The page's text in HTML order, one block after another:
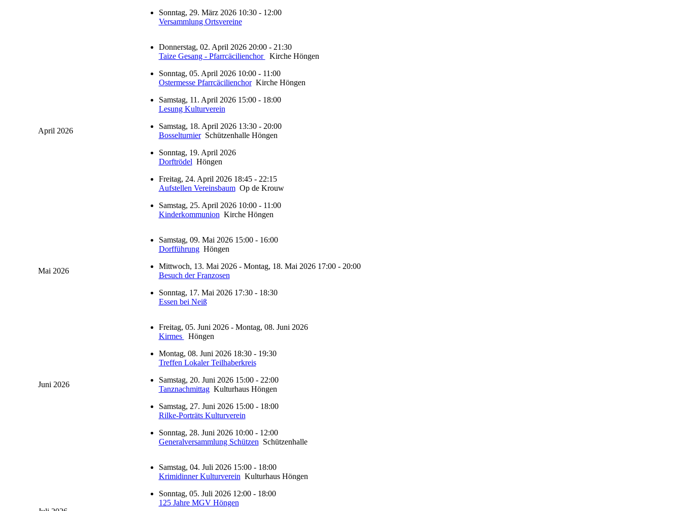
Sonntag, 29. März 2026 10:30 - 12:00
Versammlung Ortsvereine
April 2026
Donnerstag, 02. April 2026 20:00 - 21:30
Taize Gesang - Pfarrcäcilienchor
Kirche Höngen
Sonntag, 05. April 2026 10:00 - 11:00
Ostermesse PfarrcäcilienchorKirche Höngen
Samstag, 11. April 2026 15:00 - 18:00
Lesung Kulturverein
Samstag, 18. April 2026 13:30 - 20:00
BosselturnierSchützenhalle Höngen
Sonntag, 19. April 2026
Dorftrödel Höngen
Freitag, 24. April 2026 18:45 - 22:15
Aufstellen VereinsbaumOp de Krouw
Samstag, 25. April 2026 10:00 - 11:00
Kinderkommunion Kirche Höngen
Mai 2026
Samstag, 09. Mai 2026 15:00 - 16:00
DorfführungHöngen
Mittwoch, 13. Mai 2026 - Montag, 18. Mai 2026 17:00 - 20:00
Besuch der Franzosen
Sonntag, 17. Mai 2026 17:30 - 18:30
Essen bei Neiß
Juni 2026
Freitag, 05. Juni 2026 - Montag, 08. Juni 2026
Kirmes
Höngen
Montag, 08. Juni 2026 18:30 - 19:30
Treffen Lokaler Teilhaberkreis
Samstag, 20. Juni 2026 15:00 - 22:00
TanznachmittagKulturhaus Höngen
Samstag, 27. Juni 2026 15:00 - 18:00
Rilke-Porträts Kulturverein
Sonntag, 28. Juni 2026 10:00 - 12:00
Generalversammlung Schützen Schützenhalle
Samstag, 04. Juli 2026 15:00 - 18:00
Krimidinner Kulturverein Kulturhaus Höngen
Sonntag, 05. Juli 2026 12:00 - 18:00
125 Jahre MGV Höngen